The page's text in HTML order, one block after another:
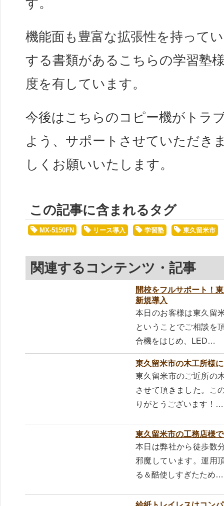
す。
機能面も豊富な拡張性を持って
する書類があるこちらの学習塾
度を有しています。
今後はこちらのコピー機がトラ
よう、サポートさせていただき
しくお願いいたします。
この記事に含まれるタグ
MX-5150FN リース導入 学習塾 東久留米市
関連するコンテンツ・記事
開校をフルサポート！
新規導入
本日のお客様は東久留
ということでご相談を
合機をはじめ、LED…
東久留米市の木工所様
東久留米市のご近所の
させて頂きました。こ
りがとうございます！…
東久留米市の工務店様
本日は弊社から徒歩数
邪魔しています。運用
る＆酷使しすぎたため…